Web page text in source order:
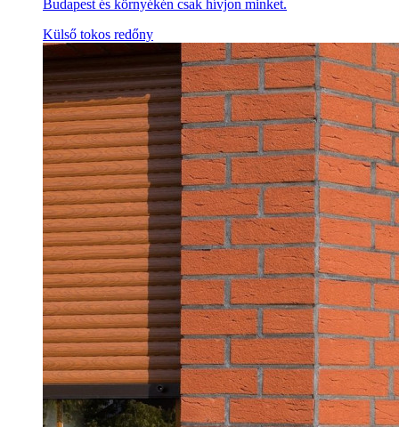
Budapest és környékén csak hívjon minket.
Külső tokos redőny